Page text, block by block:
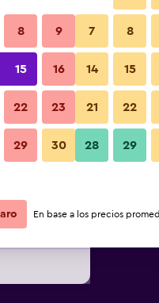
por noche
Ver oferta
Baño
Fotos
8 9
15 16
22 23
29 30
7 8
14 15
21 22
28 29
En base a los precios